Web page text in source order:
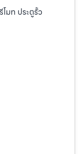
มท ประตูรั้ว